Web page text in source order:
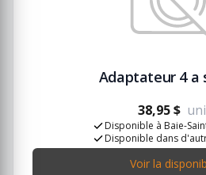
Adaptateur 4 a
38,95 $
Disponible à Baie-
Disponible dans
Voir la